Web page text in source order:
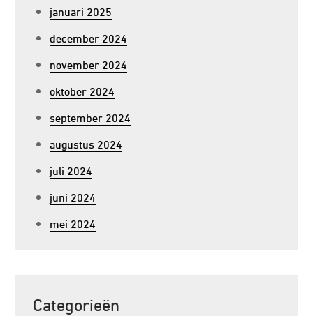
januari 2025
december 2024
november 2024
oktober 2024
september 2024
augustus 2024
juli 2024
juni 2024
mei 2024
Categorieën